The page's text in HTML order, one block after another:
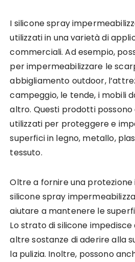
I silicone spray
utilizzati in una varietà di
commerciali. Ad esempio,
per impermeabilizzare le
abbigliamento outdoor,
campeggio, le tende, i mobili
altro. Questi prodotti possono
utilizzati per proteggere e
superfici in legno, metallo,
tessuto.
Oltre a fornire una protezione
silicone spray
aiutare a mantenere le
Lo strato di silicone
altre sostanze di aderire alla
la pulizia. Inoltre, possono